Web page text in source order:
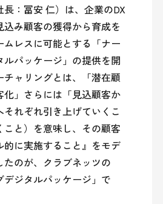
：冨安 仁）は、企業のDX
み顧客の獲得から育成を
ムレスに可能とする「ナー
ルパッケージ」の提供を開
チャリングとは、「潜在顧
」さらには「見込顧客か
それぞれ引き上げていくこ
こと）を意味し、その顧客
に実施すること』をモデ
たのが、クラブネッツの
デジタルパッケージ」で